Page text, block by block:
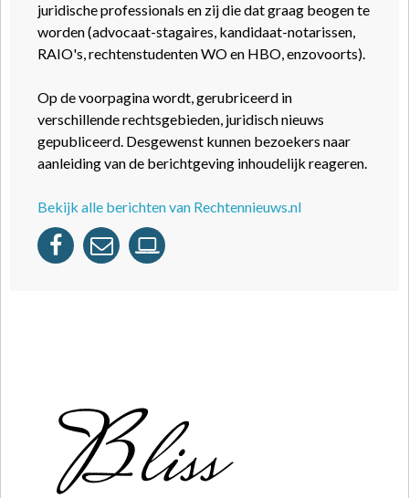
juridische professionals en zij die dat graag beogen te
worden (advocaat-stagaires, kandidaat-notarissen,
RAIO's, rechtenstudenten WO en HBO, enzovoorts).
Op de voorpagina wordt, gerubriceerd in
verschillende rechtsgebieden, juridisch nieuws
gepubliceerd. Desgewenst kunnen bezoekers naar
aanleiding van de berichtgeving inhoudelijk reageren.
Bekijk alle berichten van Rechtennieuws.nl